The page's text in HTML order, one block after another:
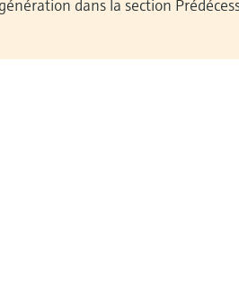
dans la section